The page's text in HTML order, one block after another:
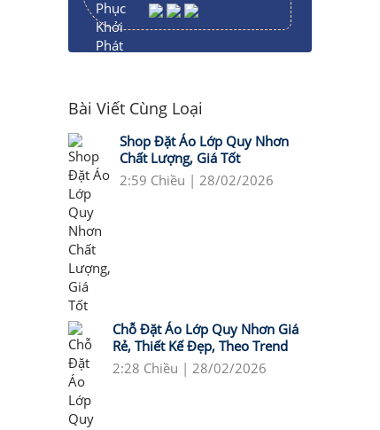
Bài Viết Cùng Loại
Shop Đặt Áo Lớp Quy Nhơn
Chất Lượng, Giá Tốt
2:59 Chiều | 28/02/2026
Chỗ Đặt Áo Lớp Quy Nhơn Giá
Rẻ, Thiết Kế Đẹp, Theo Trend
2:28 Chiều | 28/02/2026